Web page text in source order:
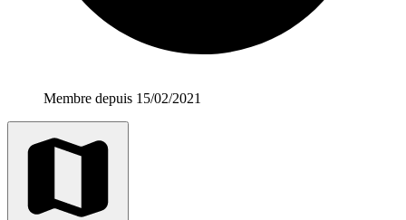
Membre depuis 15/02/2021